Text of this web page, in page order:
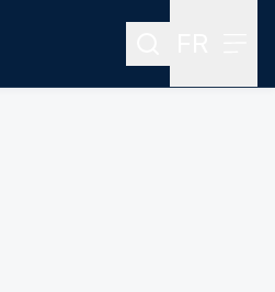
Rechercher